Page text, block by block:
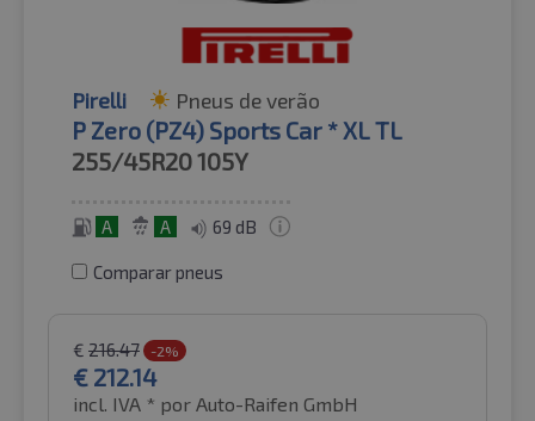
Pirelli Pneus de verão
P Zero (PZ4) Sports Car * XL TL
255/45R20105Y
A A 69 dB
Comparar pneus
€ 216.47 -2%
€ 212.14
incl. IVA * por Auto-Raifen GmbH